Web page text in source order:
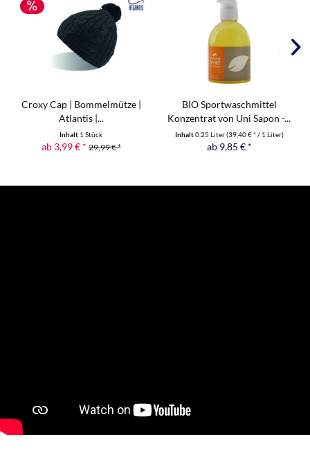
Croxy Cap | Bommelmütze |
Atlantis |...
Inhalt 1 Stück
ab 3,99 € * 29,99 € *
BIO Sportwaschmittel
Konzentrat von Uni Sapon -...
Inhalt0.25 Liter(39,40 € * / 1 Liter)
ab 9,85 € *